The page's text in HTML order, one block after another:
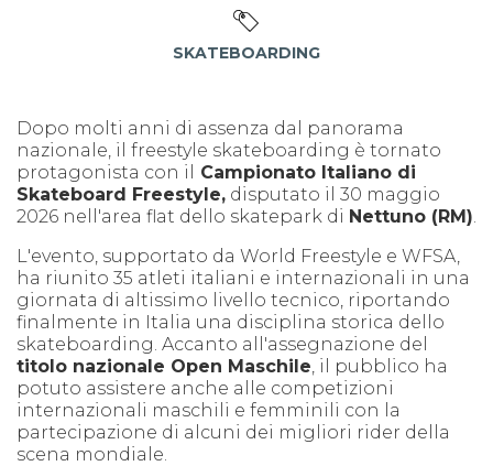
SKATEBOARDING
Dopo molti anni di assenza dal panorama
nazionale, il freestyle skateboarding è tornato
protagonista con il
Campionato Italiano di
Skateboard Freestyle, disputato il 30 maggio
2026 nell'area flat dello skatepark di Nettuno (RM).
L'evento, supportato da World Freestyle e WFSA,
ha riunito 35 atleti italiani e internazionali in una
giornata di altissimo livello tecnico, riportando
finalmente in Italia una disciplina storica dello
skateboarding. Accanto all'assegnazione del
titolo nazionale Open Maschile, il pubblico ha
potuto assistere anche alle competizioni
internazionali maschili e femminili con la
partecipazione di alcuni dei migliori rider della
scena mondiale.